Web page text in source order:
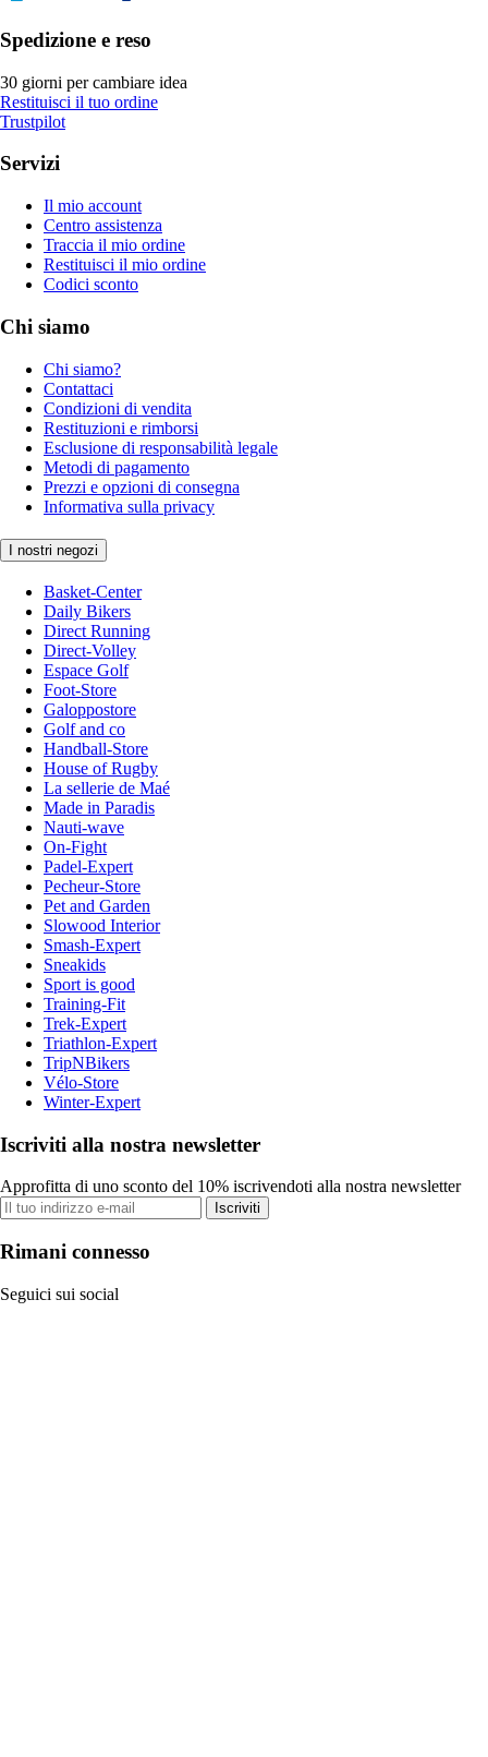
Spedizione e reso
30 giorni per cambiare idea
Restituisci il tuo ordine
Trustpilot
Servizi
Il mio account
Centro assistenza
Traccia il mio ordine
Restituisci il mio ordine
Codici sconto
Chi siamo
Chi siamo?
Contattaci
Condizioni di vendita
Restituzioni e rimborsi
Esclusione di responsabilità legale
Metodi di pagamento
Prezzi e opzioni di consegna
Informativa sulla privacy
I nostri negozi
Basket-Center
Daily Bikers
Direct Running
Direct-Volley
Espace Golf
Foot-Store
Galoppostore
Golf and co
Handball-Store
House of Rugby
La sellerie de Maé
Made in Paradis
Nauti-wave
On-Fight
Padel-Expert
Pecheur-Store
Pet and Garden
Slowood Interior
Smash-Expert
Sneakids
Sport is good
Training-Fit
Trek-Expert
Triathlon-Expert
TripNBikers
Vélo-Store
Winter-Expert
Iscriviti alla nostra newsletter
Approfitta di uno sconto del 10% iscrivendoti alla nostra newsletter
Iscriviti
Rimani connesso
Seguici sui social